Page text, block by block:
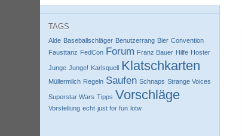
TAGS
Alde Baseballschläger Benutzerrang Bier Convention
Fausttanz FedCon Forum Franz Bauer Hilfe Hoster
Junge Junge! Karlsquell Klatschkarten
Müllermilch Regeln Saufen Schnaps Strange Voices
Superstar Wars Tipps Vorschläge
Vorstellung echt just for fun lotw